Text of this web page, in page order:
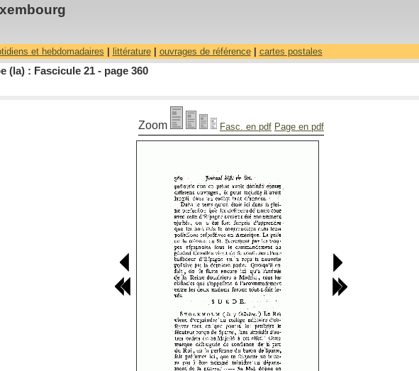
et hebdomadaires littérature| ouvrages de référence| cartes postales
(la) : Fascicule 21 - page 360
Zoom Fasc. en pdf Page en pdf